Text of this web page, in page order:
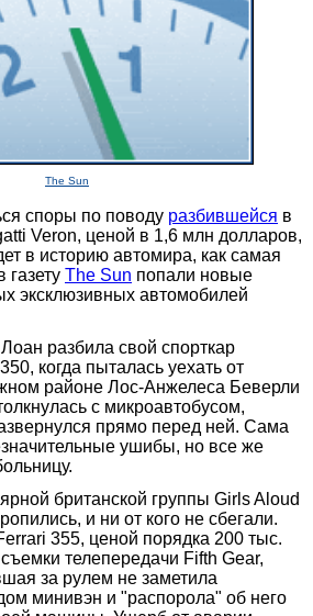
The Sun
споры по поводу разбившейся в
Veron, ценой в 1,6 млн долларов,
в историю автомира, как самая
газету The Sun попали новые
эксклюзивных автомобилей
разбила свой спорткар
когда пыталась уехать от
районе Лос-Анжелеса Беверли
с микроавтобусом,
прямо перед ней. Сама
ушибы, но все же
британской группы Girls Aloud
и ни от кого не сбегали.
355, ценой порядка 200 тыс.
телепередачи Fifth Gear,
за рулем не заметила
минивэн и "распорола" об него